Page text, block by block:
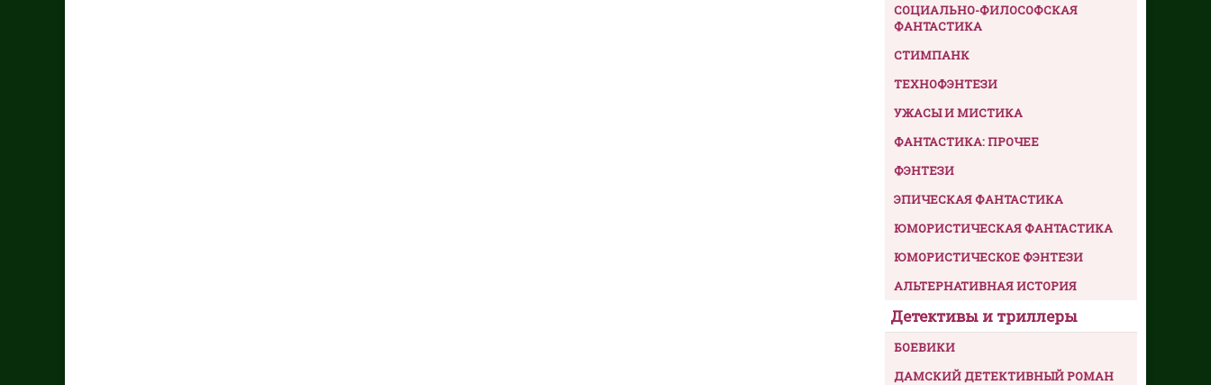
СОЦИАЛЬНО-ФИЛОСОФСКАЯ
ФАНТАСТИКА
СТИМПАНК
ТЕХНОФЭНТЕЗИ
УЖАСЫ И МИСТИКА
ФАНТАСТИКА: ПРОЧЕЕ
ФЭНТЕЗИ
ЭПИЧЕСКАЯ ФАНТАСТИКА
ЮМОРИСТИЧЕСКАЯ ФАНТАСТИКА
ЮМОРИСТИЧЕСКОЕ ФЭНТЕЗИ
АЛЬТЕРНАТИВНАЯ ИСТОРИЯ
Детективы и триллеры
БОЕВИКИ
ДАМСКИЙ ДЕТЕКТИВНЫЙ РОМАН